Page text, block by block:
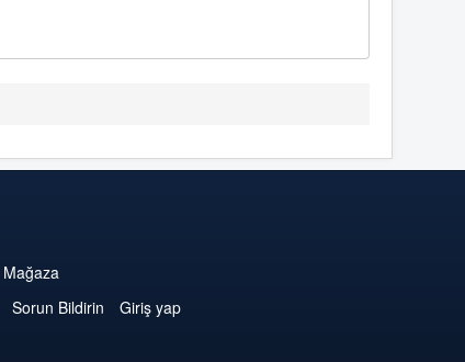
Mağaza
Sorun Bildirin
Giriş yap